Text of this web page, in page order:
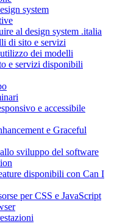
system
al design system .italia
di sito e servizi
dei modelli
e servizi disponibili
e accessibile
e Graceful
sviluppo del software
disponibili con Can I
per CSS e JavaScript